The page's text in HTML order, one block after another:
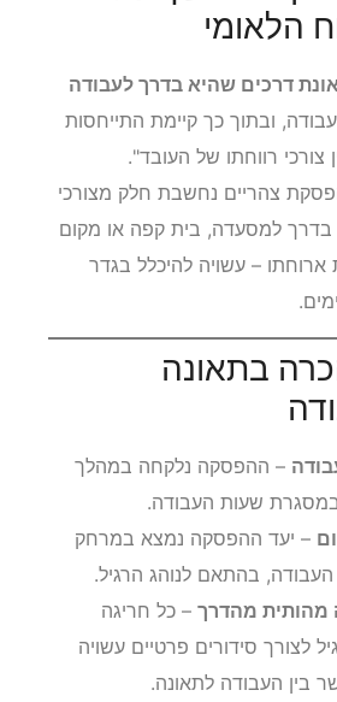
הלאומי
דרכים שהיא בדרך לעבודה
ובתוך כך קיימת התייחסות
צורכי רווחתו של העובד".
צהריים נחשבת חלק מצורכי
בדרך למסעדה, בית קפה או מקום
– עשויה להיכלל בגדר
בתאונה
– ההפסקה נלקחה במהלך
שעות העבודה.
– יעד ההפסקה נמצא במרחק
העבודה, בהתאם לנוהג הרגיל.
מהותית מהדרך– כל חריגה
לצורך סידורים פרטיים עשויה